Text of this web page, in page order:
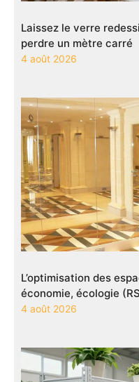
Laissez le verre
perdre un mètre carré
4 août 2026
L’optimisation des
économie, écologie
4 août 2026